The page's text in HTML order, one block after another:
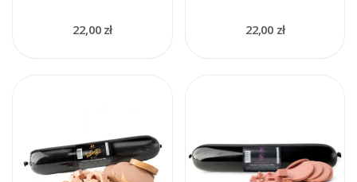
22,00 zł 22,00 zł